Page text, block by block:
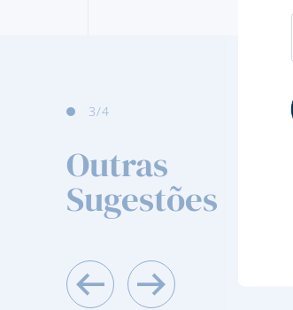
4/4
Outras
Sugestões
CHARCUTARIA
CHOURIÇO MOURO DO ALENTEJO